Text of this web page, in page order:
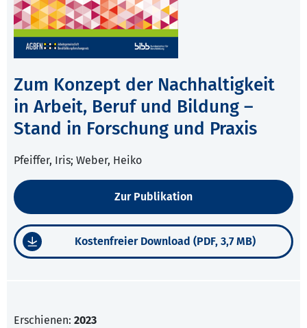
Zum Konzept der Nachhaltigkeit
in Arbeit, Beruf und Bildung –
Stand in Forschung und Praxis
Pfeiffer, Iris; Weber, Heiko
Zur Publikation
Kostenfreier Download (PDF, 3,7 MB)
Erschienen: 2023